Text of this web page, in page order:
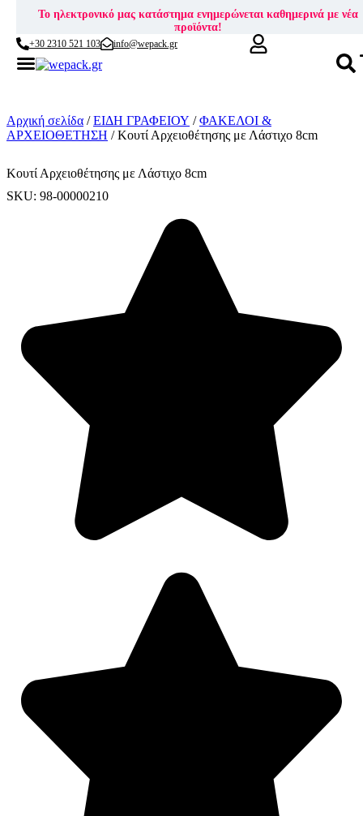
content
Το ηλεκτρονικό μας κατάστημα ενημερώνεται καθημερινά με νέα
προϊόντα!
+30 2310 521 103 info@wepack.gr
Αρχική σελίδα /ΕΙΔΗ ΓΡΑΦΕΙΟΥ /ΦΑΚΕΛΟΙ &
ΑΡΧΕΙΟΘΕΤΗΣΗ / Κουτί Αρχειοθέτησης με Λάστιχο 8cm
Κουτί Αρχειοθέτησης με Λάστιχο 8cm
SKU: 98-00000210